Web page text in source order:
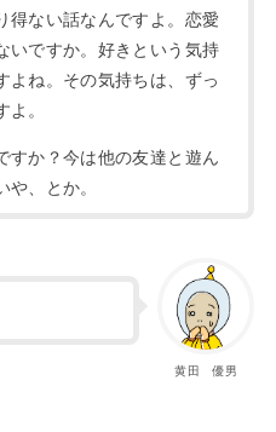
ない話なんですよ。 恋愛
いですか。好きという気持
ね。 その気持ちは、ずっ
。
すか？今は他の友達と遊ん
、とか。
黄田 優男